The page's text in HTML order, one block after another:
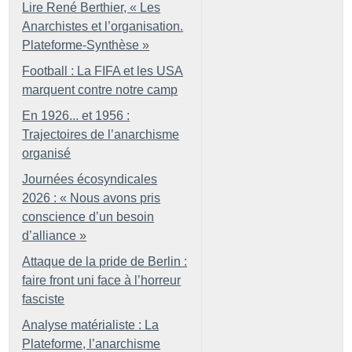
Lire René Berthier, « Les
Anarchistes et l’organisation.
Plateforme-Synthèse »
Football : La FIFA et les USA
marquent contre notre camp
En 1926... et 1956 :
Trajectoires de l’anarchisme
organisé
Journées écosyndicales
2026 : « Nous avons pris
conscience d’un besoin
d’alliance »
Attaque de la pride de Berlin :
faire front uni face à l’horreur
fasciste
Analyse matérialiste : La
Plateforme, l’anarchisme